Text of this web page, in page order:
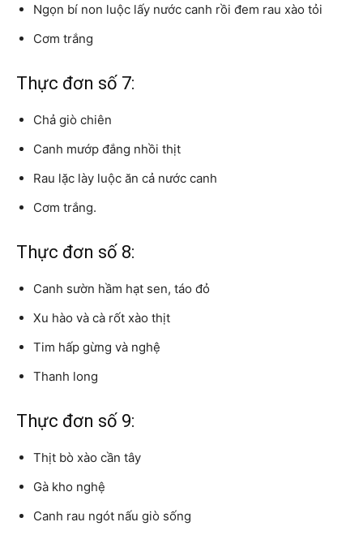
Ngọn bí non luộc lấy nước canh rồi đem rau xào tỏi
Cơm trắng
Thực đơn số 7:
Chả giò chiên
Canh mướp đắng nhồi thịt
Rau lặc lày luộc ăn cả nước canh
Cơm trắng.
Thực đơn số 8:
Canh sườn hầm hạt sen, táo đỏ
Xu hào và cà rốt xào thịt
Tim hấp gừng và nghệ
Thanh long
Thực đơn số 9:
Thịt bò xào cần tây
Gà kho nghệ
Canh rau ngót nấu giò sống